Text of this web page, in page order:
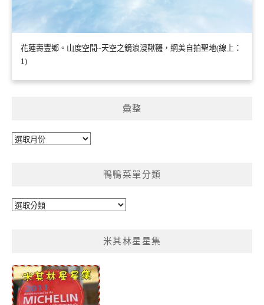
花蓮壽豐鄉。山度空間~天空之鏡浪漫鞦韆，網美自拍聖地(線上：
1)
彙整
彙
鴨鴨菜單分類
鴨
類
米其林星星集